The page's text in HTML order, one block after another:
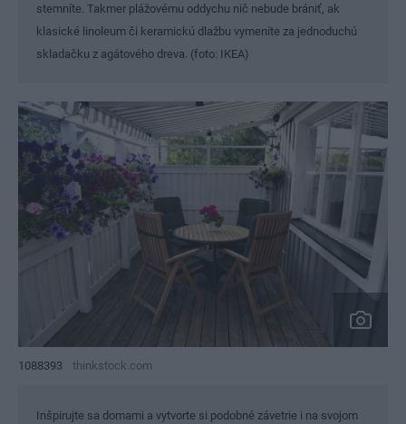
stemníte. Takmer plážovému oddychu nič nebude brániť, ak
klasické linoleum či keramickú dlažbu vymeníte za jednoduchú
skladačku z agátového dreva. (foto: IKEA)
1088393 thinkstock.com
Inšpirujte sa domami a vytvorte si podobné závetrie i na svojom